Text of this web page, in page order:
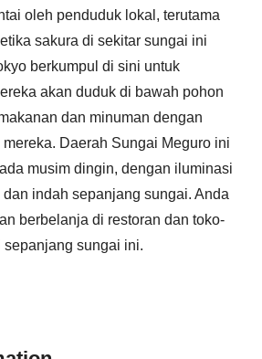
oleh penduduk lokal, terutama
sakura di sekitar sungai ini
berkumpul di sini untuk
akan duduk di bawah pohon
dan minuman dengan
Daerah Sungai Meguro ini
musim dingin, dengan iluminasi
indah sepanjang sungai. Anda
berbelanja di restoran dan toko-
sepanjang sungai ini.